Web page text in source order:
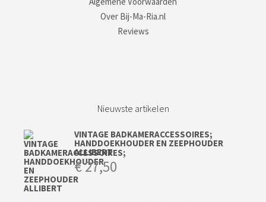
Over Bij-Ma-Ria.nl
Reviews
Nieuwste artikelen
VINTAGE BADKAMERACCESSOIRES;
HANDDOEKHOUDER EN ZEEPHOUDER
ALLIBERT
€27,50